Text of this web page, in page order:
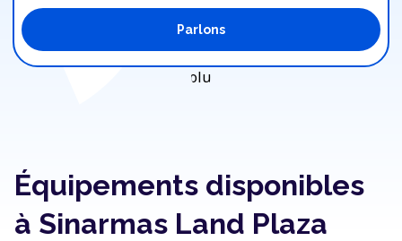
Parlons
Équipements disponibles
à Sinarmas Land Plaza